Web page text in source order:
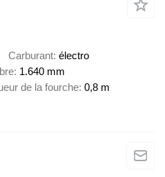
Carburant électro
1.640 mm
de la fourche 0,8 m